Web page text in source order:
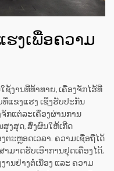
ງເພື່ອຄວາມ
ງານທີ່ທ້າທາຍ, ເຄື່ອງຈັກໄຮ້ທີ່
ແຂງແຮງ ເຊິ່ງຮັບປະກັນ
ກແຕ່ລະເຄື່ອງຜ່ານການ
ງສຸດ, ສົ່ງຜົນໃຫ້ເກີດ
ຕະຫຼອດເວລາ. ຄວາມເຊື່ອຖືໄດ້
ມາດຮັບເອົາການຢຸດເຄື່ອງໄດ້,
ນຢ່າງຕໍ່ເນື່ອງ ແລະ ຄວາມ